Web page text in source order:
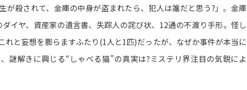
が殺されて、金庫の中身が盗まれたら、犯人は誰だと思う?」。金庫
イヤ、資産家の遺言書、失踪人の詫び状、12通の不渡り手形。怪し
れと妄想を膨らますふたり(1人と1匹)だったが、なぜか事件が本当に
謎解きに興じる“しゃべる猫”の真実は?ミステリ界注目の気鋭によ